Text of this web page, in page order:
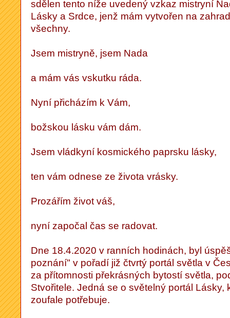
sdělen tento níže uvedený vzkaz mistryní
Lásky a Srdce, jenž mám vytvořen na
všechny.
Jsem mistryně, jsem Nada
a mám vás vskutku ráda.
Nyní přicházím k Vám,
božskou lásku vám dám.
Jsem vládkyní kosmického paprsku lásky,
ten vám odnese ze života vrásky.
Prozářím život váš,
nyní započal čas se radovat.
Dne 18.4.2020 v ranních hodinách, byl
poznání" v pořadí již čtvrtý portál světla v
za přítomnosti překrásných bytostí světla,
Stvořitele. Jedná se o světelný portál Lásky,
zoufale potřebuje.